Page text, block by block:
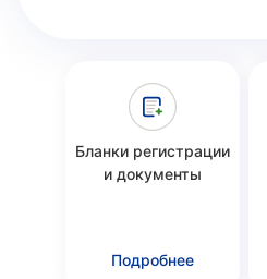
Бланки регистрации
и документы
Подробнее